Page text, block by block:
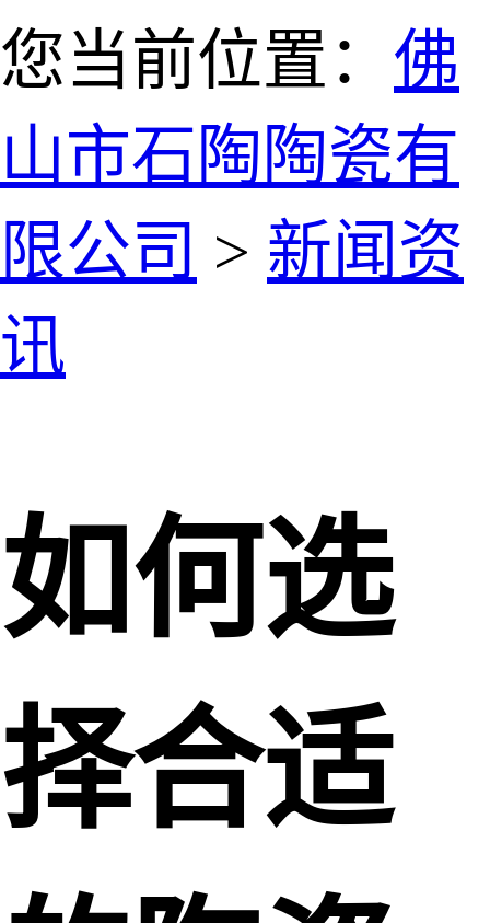
您当前位置： 佛
山市石陶陶瓷有
限公司 > 新闻资
讯
如何选
择合适